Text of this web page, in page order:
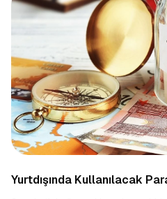
Yurtdışında Kullanılacak